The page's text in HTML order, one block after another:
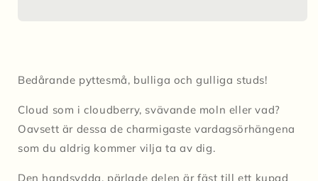
Bedårande pyttesmå, bulliga och gulliga studs!
Cloud som i cloudberry, svävande moln eller vad?
Oavsett är dessa de charmigaste vardagsörhängena
som du aldrig kommer vilja ta av dig.
Den handsydda, pärlade delen är fäst till ett kupad